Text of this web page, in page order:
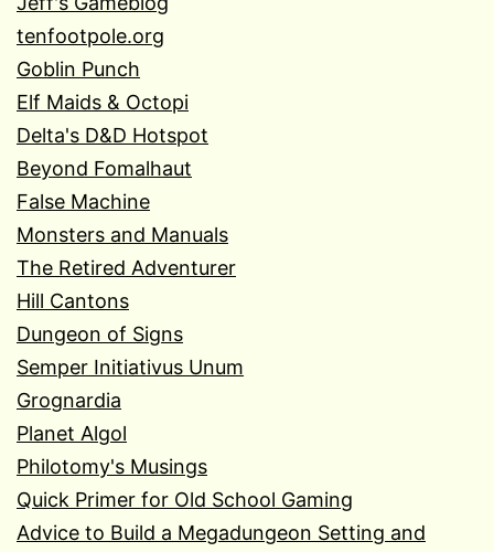
tenfootpole.org
Goblin Punch
Elf Maids & Octopi
Delta's D&D Hotspot
Beyond Fomalhaut
False Machine
Monsters and Manuals
The Retired Adventurer
Hill Cantons
Dungeon of Signs
Semper Initiativus Unum
Grognardia
Planet Algol
Philotomy's Musings
Quick Primer for Old School Gaming
Advice to Build a Megadungeon Setting and